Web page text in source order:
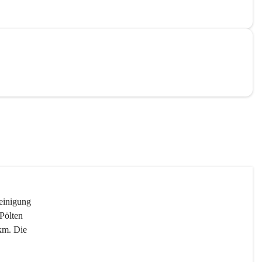
Die